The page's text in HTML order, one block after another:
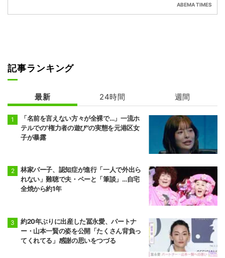
ABEMA TIMES
記事ランキング
最新 24時間 週間
「名前を言えない方々が全裸で…」一流ホ
テルでの"権力者の遊び"の実態を元港区女
子が暴露
林家パー子、認知症が進行「一人で外出ら
れない」難聴で夫・ペーと「筆談」…自宅
全焼から約1年
約20年ぶりに出産した冨永愛、パートナ
ー・山本一賢の姿を公開「たくさん背負っ
てくれてる」感謝の思いをつづる